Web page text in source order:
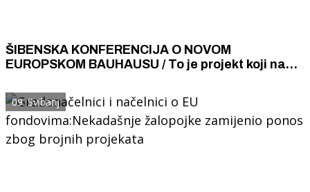
ŠIBENSKA KONFERENCIJA O NOVOM
EUROPSKOM BAUHAUSU / To je projekt koji nam
estetici, održivosti i uključenosti
09. Svibanj